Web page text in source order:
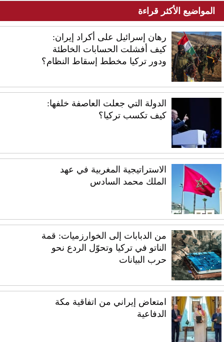
المواضيع الأكثر قراءة
رهان إسرائيل على أكراد إيران:
كيف أفشلت الحسابات الخاطئة
ودور تركيا مخطط إسقاط النظام؟
الدولة التي جعلت العاصفة خلفها:
كيف تكسب تركيا؟
الاستراتيجية المغربية في عهد
الملك محمد السادس
من الدبابات إلى الخوارزميات: قمة
الناتو في تركيا وتحوّل الردع نحو
حرب البيانات
امتعاض إيراني من اتفاقية مكة
الدفاعية